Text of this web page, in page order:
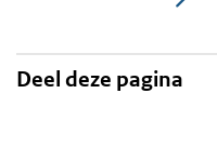
Deel deze pagina